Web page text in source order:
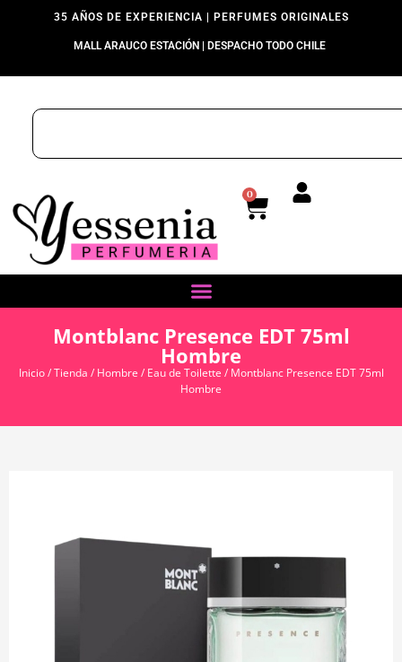
35 AÑOS DE EXPERIENCIA | PERFUMES ORIGINALES
MALL ARAUCO ESTACIÓN | DESPACHO TODO CHILE
0
Montblanc Presence EDT 75ml
Hombre
Inicio/Tienda / Hombre / Eau de Toilette / Montblanc Presence EDT 75ml
Hombre